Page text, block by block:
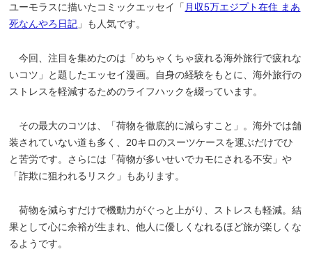
ユーモラスに描いたコミックエッセイ「 月収5万エジプト在住 まあ
死なんやろ日記 」も人気です。
今回、注目を集めたのは「めちゃくちゃ疲れる海外旅行で疲れな
いコツ」と題したエッセイ漫画。自身の経験をもとに、海外旅行の
ストレスを軽減するためのライフハックを綴っています。
その最大のコツは、「荷物を徹底的に減らすこと」。海外では舗
装されていない道も多く、20キロのスーツケースを運ぶだけでひ
と苦労です。さらには「荷物が多いせいでカモにされる不安」や
「詐欺に狙われるリスク」もあります。
荷物を減らすだけで機動力がぐっと上がり、ストレスも軽減。結
果として心に余裕が生まれ、他人に優しくなれるほど旅が楽しくな
るようです。